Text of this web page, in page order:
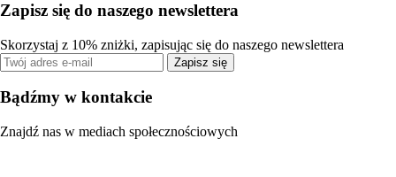
Zapisz się do naszego newslettera
Skorzystaj z 10% zniżki, zapisując się do naszego newslettera
Zapisz się
Bądźmy w kontakcie
Znajdź nas w mediach społecznościowych